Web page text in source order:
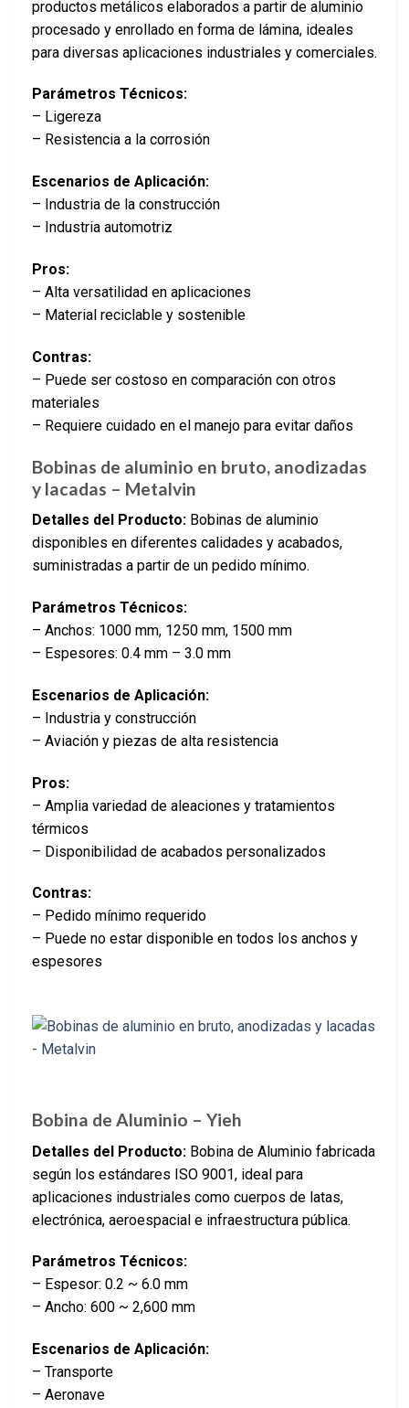
productos metálicos elaborados a partir de aluminio
procesado y enrollado en forma de lámina, ideales
para diversas aplicaciones industriales y comerciales.
Parámetros Técnicos:
– Ligereza
– Resistencia a la corrosión
Escenarios de Aplicación:
– Industria de la construcción
– Industria automotriz
Pros:
– Alta versatilidad en aplicaciones
– Material reciclable y sostenible
Contras:
– Puede ser costoso en comparación con otros
materiales
– Requiere cuidado en el manejo para evitar daños
Bobinas de aluminio en bruto, anodizadas
y lacadas – Metalvin
Detalles del Producto: Bobinas de aluminio
disponibles en diferentes calidades y acabados,
suministradas a partir de un pedido mínimo.
Parámetros Técnicos:
– Anchos: 1000 mm, 1250 mm, 1500 mm
– Espesores: 0.4 mm – 3.0 mm
Escenarios de Aplicación:
– Industria y construcción
– Aviación y piezas de alta resistencia
Pros:
– Amplia variedad de aleaciones y tratamientos
térmicos
– Disponibilidad de acabados personalizados
Contras:
– Pedido mínimo requerido
– Puede no estar disponible en todos los anchos y
espesores
Bobina de Aluminio – Yieh
Detalles del Producto: Bobina de Aluminio fabricada
según los estándares ISO 9001, ideal para
aplicaciones industriales como cuerpos de latas,
electrónica, aeroespacial e infraestructura pública.
Parámetros Técnicos:
– Espesor: 0.2 ~ 6.0 mm
– Ancho: 600 ~ 2,600 mm
Escenarios de Aplicación:
– Transporte
– Aeronave